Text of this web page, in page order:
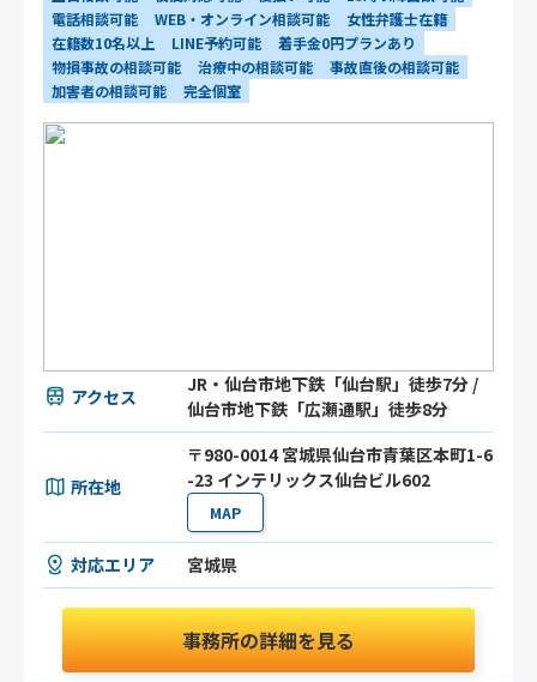
電話相談可能
WEB・オンライン相談可能
女性弁護士在籍
在籍数10名以上
LINE予約可能
着手金0円プランあり
物損事故の相談可能
治療中の相談可能
事故直後の相談可能
加害者の相談可能
完全個室
アクセス
JR・仙台市地下鉄「仙台駅」徒歩7分 /
仙台市地下鉄「広瀬通駅」徒歩8分
所在地
〒980-0014 宮城県仙台市青葉区本町1-6
-23 インテリックス仙台ビル602
MAP
対応エリア 宮城県
事務所の詳細を見る